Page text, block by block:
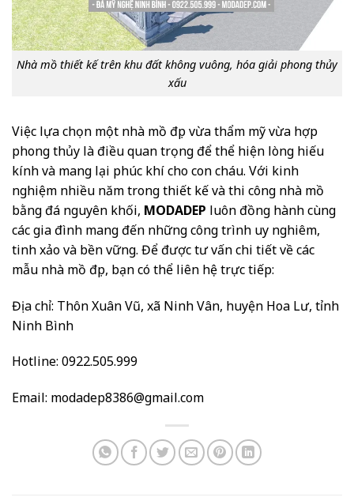
Nhà mồ thiết kế trên khu đất không vuông, hóa giải phong thủy
xấu
Việc lựa chọn một nhà mồ đẹp vừa thẩm mỹ vừa hợp
phong thủy là điều quan trọng để thể hiện lòng hiếu
kính và mang lại phúc khí cho con cháu. Với kinh
nghiệm nhiều năm trong thiết kế và thi công nhà mồ
bằng đá nguyên khối, MODADEP luôn đồng hành cùng
các gia đình mang đến những công trình uy nghiêm,
tinh xảo và bền vững. Để được tư vấn chi tiết về các
mẫu nhà mồ đẹp, bạn có thể liên hệ trực tiếp:
Địa chỉ: Thôn Xuân Vũ, xã Ninh Vân, huyện Hoa Lư, tỉnh
Ninh Bình
Hotline: 0922.505.999
Email: modadep8386@gmail.com